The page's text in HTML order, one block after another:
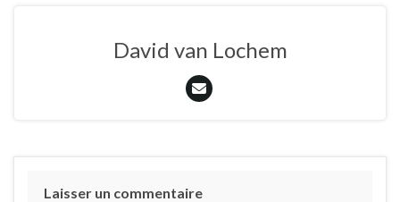
David van Lochem
Laisser un commentaire